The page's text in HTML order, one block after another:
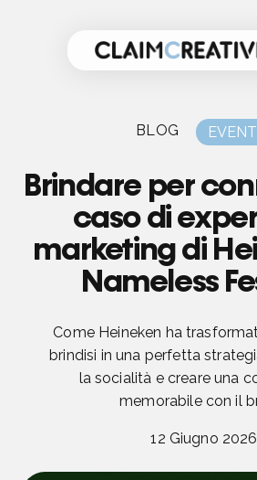
BLOG
Brindare per
caso di
marketing di
Nameless
Come Heineken ha
brindisi in una perfetta
la socialità e creare una
memorabile con il
12 Giugno 2026